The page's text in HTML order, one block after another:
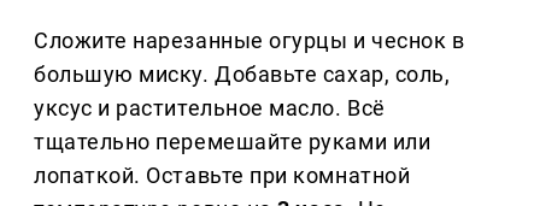
Сложите нарезанные огурцы и чеснок в
большую миску. Добавьте сахар, соль,
уксус и растительное масло. Всё
тщательно перемешайте руками или
лопаткой. Оставьте при комнатной